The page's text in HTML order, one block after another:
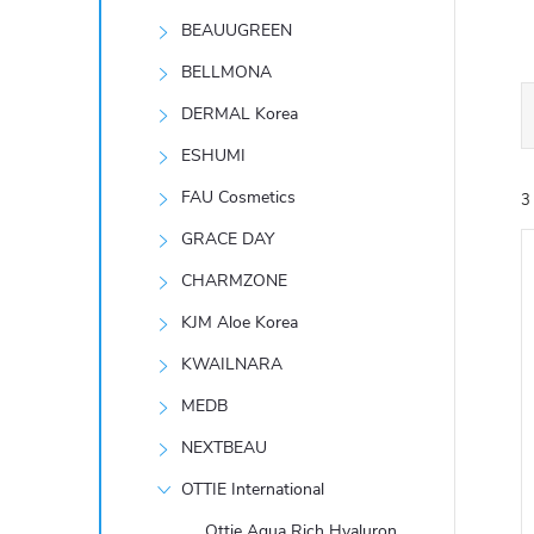
BEAUUGREEN
BELLMONA
DERMAL Korea
ESHUMI
FAU Cosmetics
GRACE DAY
CHARMZONE
KJM Aloe Korea
KWAILNARA
MEDB
NEXTBEAU
OTTIE International
3